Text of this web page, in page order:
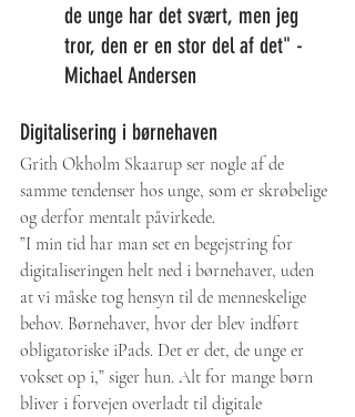
de unge har det svært, men jeg
tror, den er en stor del af det" -
Michael Andersen
Digitalisering i børnehaven
Grith Okholm Skaarup ser nogle af de
samme tendenser hos unge, som er skrøbelige
og derfor mentalt påvirkede.
”I min tid har man set en begejstring for
digitaliseringen helt ned i børnehaver, uden
at vi måske tog hensyn til de menneskelige
behov. Børnehaver, hvor der blev indført
obligatoriske iPads. Det er det, de unge er
vokset op i,” siger hun. Alt for mange børn
bliver i forvejen overladt til digitale